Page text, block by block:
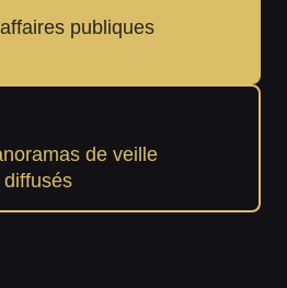
publiques
de veille
diffusés